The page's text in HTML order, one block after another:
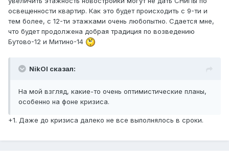
освещенности квартир. Как это будет происходить с 9-ти и
тем более, с 12-ти этажками очень любопытно. Сдается мне,
что будет продолжена добрая традиция по возведению
Бутово-12 и Митино-14
NikOl сказал:
На мой взгляд, какие-то очень оптимистические планы,
особенно на фоне кризиса.
+1. Даже до кризиса далеко не все выполнялось в сроки.